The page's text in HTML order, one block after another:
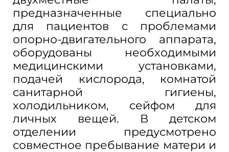
предназначенные специально
для пациентов с проблемами
опорно-двигательного аппарата,
оборудованы необходимыми
медицинскими установками,
подачей кислорода, комнатой
санитарной гигиены,
холодильником, сейфом для
личных вещей. В детском
отделении предусмотрено
совместное пребывание матери и